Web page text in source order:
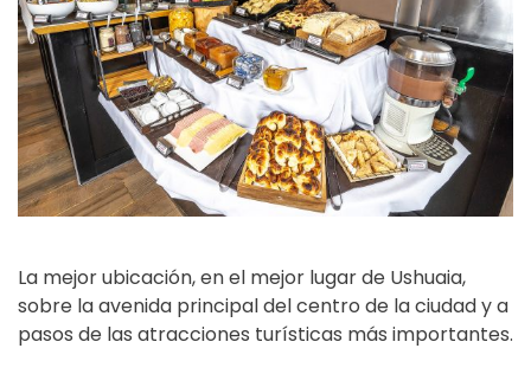
La mejor ubicación, en el mejor lugar de Ushuaia,
sobre la avenida principal del centro de la ciudad y a
pasos de las atracciones turísticas más importantes.